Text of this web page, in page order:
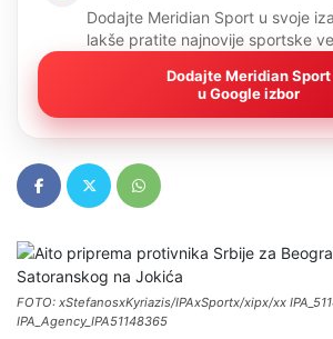
Dodajte Meridian Sport u svoje
lakše pratite najnovije sportske
Dodajte Meridian Sport
u Google izbor
FOTO: xStefanosxKyriazis/IPAxSportx/xipx/xx
IPA_Agency_IPA51148365